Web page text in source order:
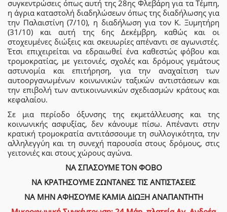
συγκεντρώσεις όπως αυτή της 28ης Φλεβάρη για τα Τέμπη,
η άγρια καταστολή διαδηλώσεων όπως της διαδήλωσης για
την Παλαιστίνη (7/10), η διαδήλωση για τον Κ. Ξυμητήρη
(31/10) και αυτή της 6ης Δεκέμβρη, καθώς και οι
στοχευμένες διώξεις και σκευωρίες απέναντι σε αγωνιστές.
Έτσι επιχειρείται να εδραιωθεί ένα καθεστώς φόβου και
τρομοκρατίας, με γειτονιές, σχολές και δρόμους γεμάτους
αστυνομία και επιτήρηση, για την αναχαίτιση των
αυτοοργανωμένων κοινωνικών ταξικών αντιστάσεων και
την επιβολή των αντικοινωνικών σχεδιασμών κράτους και
κεφαλαίου.
Σε μια περίοδο όξυνσης της εκμετάλλευσης και της
κοινωνικής ασφυξίας, δεν κάνουμε πίσω. Απέναντι στην
κρατική τρομοκρατία αντιτάσσουμε τη συλλογικότητα, την
αλληλεγγύη και τη συνεχή παρουσία στους δρόμους, στις
γειτονιές και στους χώρους αγώνα.
ΝΑ ΣΠΑΣΟΥΜΕ ΤΟΝ ΦΟΒΟ
ΝΑ ΚΡΑΤΗΣΟΥΜΕ ΖΩΝΤΑΝΕΣ ΤΙΣ ΑΝΤΙΣΤΑΣΕΙΣ
ΝΑ ΜΗΝ ΑΦΗΣΟΥΜΕ ΚΑΜΙΑ ΔΙΩΞΗ ΑΝΑΠΑΝΤΗΤΗ